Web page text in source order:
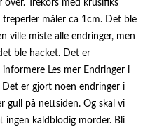
Trekors med krusifiks
måler ca 1cm. Det ble
ville miste alle endringer, men
ble hacket. Det er
Les mer Endringer i
er gjort noen endringer i
gull på nettsiden. Og skal vi
ingen kaldblodig morder. Bli